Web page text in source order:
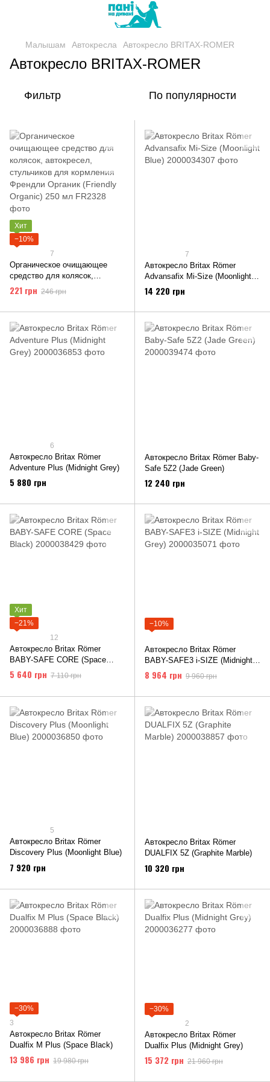
Малышам Автокресла Автокресло BRITAX-ROMER
Автокресло BRITAX-ROMER
Фильтр По популярности
Хит
−10%
7
Органическое очищающее
средство для колясок,
автокресел, стульчиков для
кормления Френдли Органик
221 грн 246 грн
7
Автокресло Britax Römer
Advansafix Mi-Size (Moonlight
Blue)
14 220 грн
6
Автокресло Britax Römer
Adventure Plus (Midnight Grey)
5 880 грн
Автокресло Britax Römer Baby-
Safe 5Z2 (Jade Green)
12 240 грн
Хит
−21%
12
Автокресло Britax Römer
BABY-SAFE CORE (Space
Black)
5 640 грн 7 110 грн
−10%
Автокресло Britax Römer
BABY-SAFE3 i-SIZE (Midnight
Grey)
8 964 грн 9 960 грн
5
Автокресло Britax Römer
Discovery Plus (Moonlight Blue)
7 920 грн
Автокресло Britax Römer
DUALFIX 5Z (Graphite Marble)
10 320 грн
−30%
3
Автокресло Britax Römer
Dualfix M Plus (Space Black)
13 986 грн 19 980 грн
−30%
2
Автокресло Britax Römer
Dualfix Plus (Midnight Grey)
15 372 грн 21 960 грн